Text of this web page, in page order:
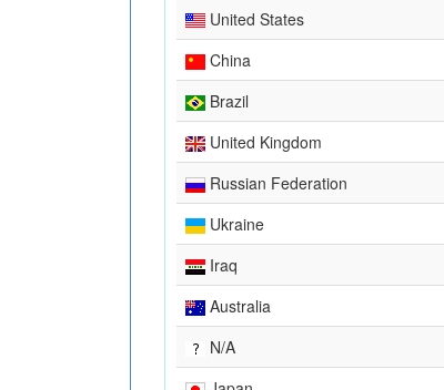
United States
China
Brazil
United Kingdom
Russian Federation
Ukraine
Iraq
Australia
N/A